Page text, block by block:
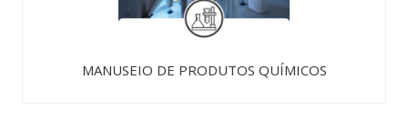
MANUSEIO DE PRODUTOS QUÍMICOS